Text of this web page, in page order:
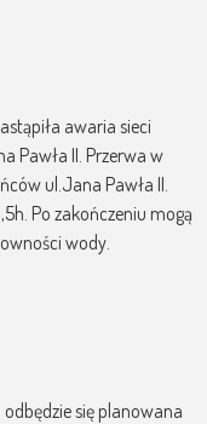
awaria sieci
Pawła II. Przerwa w
ul.Jana Pawła II.
Po zakończeniu mogą
wody.
się planowana